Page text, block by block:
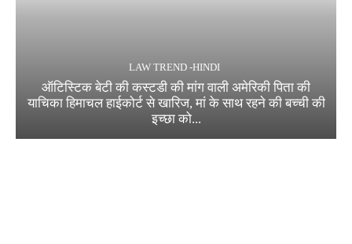
LAW TREND -HINDI
ऑटिस्टिक बेटी की कस्टडी की मांग वाली अमेरिकी पिता की
याचिका हिमाचल हाईकोर्ट से खारिज, मां के साथ रहने की बच्ची की
इच्छा को...